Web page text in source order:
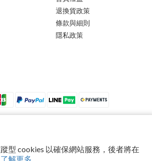
型 cookies 以確保網站服務，後者將在
了解更多
退換貨政策
條款與細則
隱私政策